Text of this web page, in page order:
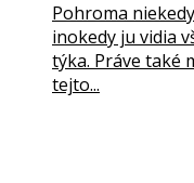
Pohroma
inokedy ju vidia
týka. Práve také
tejto...